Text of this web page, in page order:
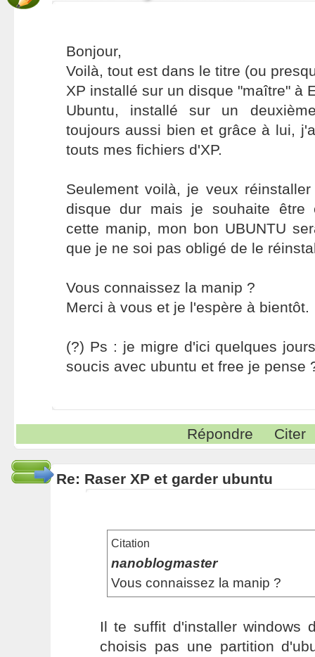
Bonjour,
Voilà, tout est dans le titre (ou
XP installé sur un disque "maître" à
Ubuntu, installé sur un
toujours aussi bien et grâce à lui,
touts mes fichiers d'XP.
Seulement voilà, je veux
disque dur mais je souhaite être
cette manip, mon bon UBUNTU
que je ne soi pas obligé de le
Vous connaissez la manip ?
Merci à vous et je l'espère à bientôt.
(?) Ps : je migre d'ici quelques
soucis avec ubuntu et free je pense
Répondre Citer
Re: Raser XP et garder ubuntu
Citation
nanoblogmaster
Vous connaissez la manip ?
Il te suffit d'installer windows
choisis pas une partition